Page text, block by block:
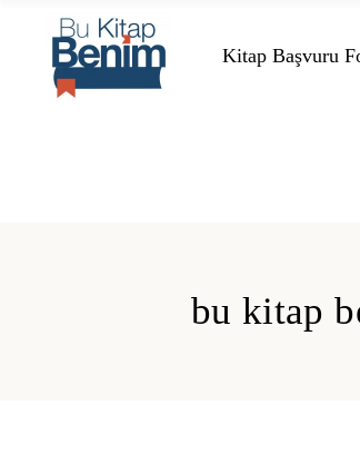
Kitap Başvuru
bu kitap